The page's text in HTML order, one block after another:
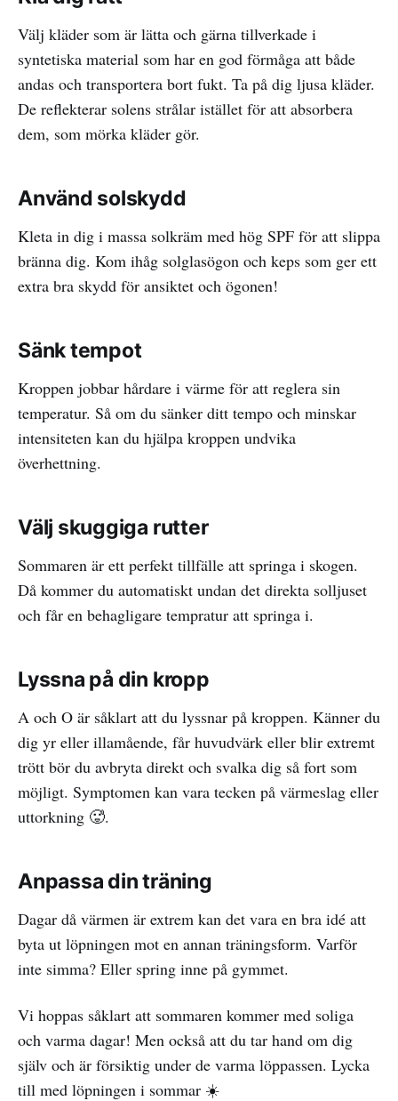
Välj kläder som är lätta och gärna tillverkade i
syntetiska material som har en god förmåga att både
andas och transportera bort fukt. Ta på dig ljusa kläder.
De reflekterar solens strålar istället för att absorbera
dem, som mörka kläder gör.
Använd solskydd
Kleta in dig i massa solkräm med hög SPF för att slippa
bränna dig. Kom ihåg solglasögon och keps som ger ett
extra bra skydd för ansiktet och ögonen!
Sänk tempot
Kroppen jobbar hårdare i värme för att reglera sin
temperatur. Så om du sänker ditt tempo och minskar
intensiteten kan du hjälpa kroppen undvika
överhettning.
Välj skuggiga rutter
Sommaren är ett perfekt tillfälle att springa i skogen.
Då kommer du automatiskt undan det direkta solljuset
och får en behagligare tempratur att springa i.
Lyssna på din kropp
A och O är såklart att du lyssnar på kroppen. Känner du
dig yr eller illamående, får huvudvärk eller blir extremt
trött bör du avbryta direkt och svalka dig så fort som
möjligt. Symptomen kan vara tecken på värmeslag eller
uttorkning 🥵.
Anpassa din träning
Dagar då värmen är extrem kan det vara en bra idé att
byta ut löpningen mot en annan träningsform. Varför
inte simma? Eller spring inne på gymmet.
Vi hoppas såklart att sommaren kommer med soliga
och varma dagar! Men också att du tar hand om dig
själv och är försiktig under de varma löppassen. Lycka
till med löpningen i sommar ☀️